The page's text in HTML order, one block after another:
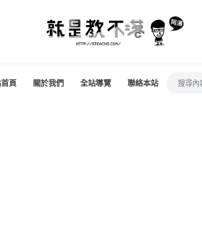
頁 關於我們 全站導覽 聯絡本站